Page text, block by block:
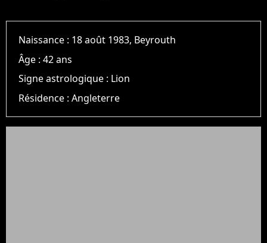
Naissance : 18 août 1983, Beyrouth
Âge :42 ans
Signe astrologique : Lion
Résidence :Angleterre